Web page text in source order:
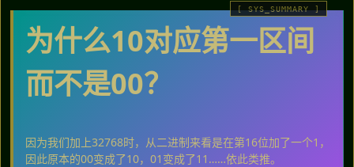
为什么10对应第一区间
而不是00？
因为我们加上32768时，从二进制来看是在第16位加了一个1，
因此原本的00变成了10，01变成了11……依此类推。